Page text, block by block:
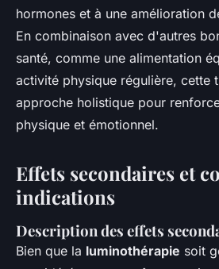
hormones et à une amélioration
En combinaison avec d'autres
santé, comme une alimentation
activité physique régulière, cette
approche holistique pour
physique et émotionnel.
Effets secondaires et
indications
Description des effets
Bien que la luminothérapie soit